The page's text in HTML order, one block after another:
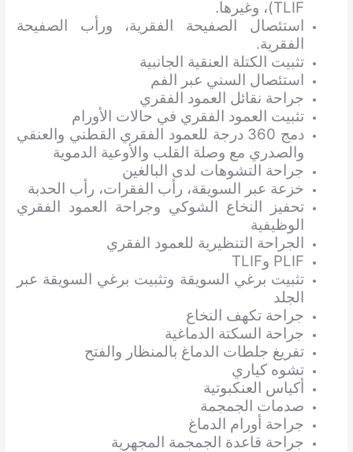
TLIF)، وغيرها.
استئصال الصفيحة الفقرية، ورأب الصفيحة
الفقرية.
تثبيت الكتلة العنقية الجانبية
استئصال السني عبر الفم
جراحة نقائل العمود الفقري
تثبيت العمود الفقري في حالات الأورام
دمج 360 درجة للعمود الفقري القطني والعنقي
والصدري مع وصلة القلب والأوعية الدموية
جراحة التشوهات لدى البالغين
خزعة عبر السويقة، رأب الفقرات، رأب الحدبة
تحفيز النخاع الشوكي وجراحة العمود الفقري
الوظيفية
الجراحة التنظيرية للعمود الفقري
PLIF وTLIF
تثبيت برغي السويقة وتثبيت برغي السويقة عبر
الجلد
جراحة تكهف النخاع
جراحة السكتة الدماغية
تفريغ جلطات الدماغ بالمنظار والفتح
تشوه كياري
أكياس العنكبوتية
صدمات الجمجمة
جراحة أورام الدماغ
جراحة قاعدة الجمجمة المجهرية